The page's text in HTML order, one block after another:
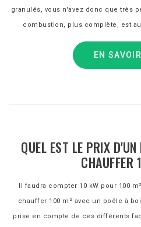
granulés, vous n'avez donc que très
combustion, plus complète, est
EN
QUEL EST LE PRIX
Il faudra compter 10 kW pour 100
chauffer 100 m² avec un poêle à
prise en compte de ces différents